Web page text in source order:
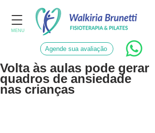
MENU
Agende sua avaliação
Volta às aulas pode gerar
quadros de ansiedade
nas crianças